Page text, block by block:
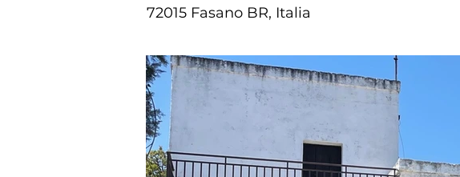
72015 Fasano BR, Italia